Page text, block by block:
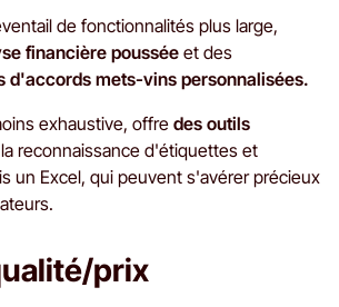
de fonctionnalités plus large,
financière poussée et des
d'accords mets-vins personnalisées.
exhaustive, offre des outils
reconnaissance d'étiquettes et
un Excel, qui peuvent s'avérer précieux
prix